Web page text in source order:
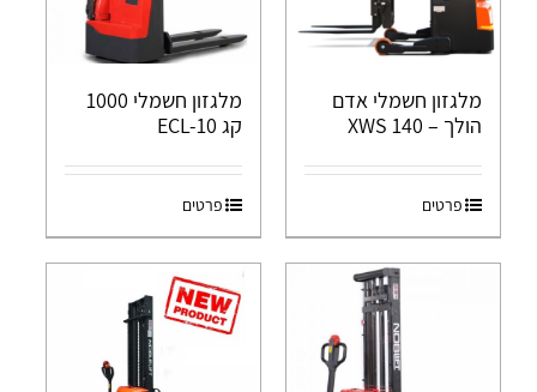
מלגזון חשמלי אדם
הולך – XWS 140
פרטים
מלגזון חשמלי 1000
קג ECL-10
פרטים